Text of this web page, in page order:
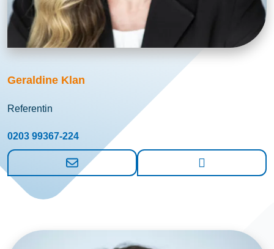
Geraldine Klan
Referentin
0203 99367-224